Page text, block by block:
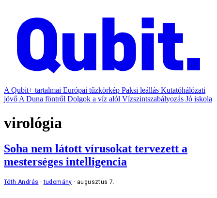
A Qubit+ tartalmai Európai tűzkörkép Paksi leállás Kutatóhálózati
jövő A Duna föntről Dolgok a víz alól Vízszintszabályozás Jó iskola
virológia
Soha nem látott vírusokat tervezett a
mesterséges intelligencia
Tóth András tudomány augusztus 7.